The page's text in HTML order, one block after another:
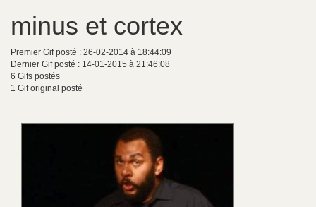
minus et cortex
Premier Gif posté : 26-02-2014 à 18:44:09
Dernier Gif posté : 14-01-2015 à 21:46:08
6 Gifs postés
1 Gif original posté